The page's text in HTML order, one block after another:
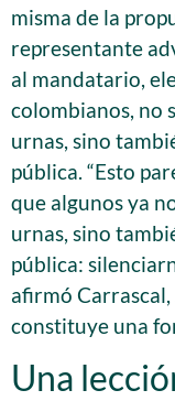
misma de la
representante
al mandatario,
colombianos, no
urnas, sino
pública. “Esto
que algunos ya
urnas, sino
pública:
afirmó
constituye una
Una